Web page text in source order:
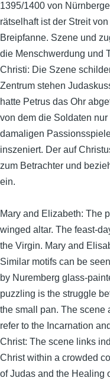
1395/1400 von
rätselhaft ist der Streit
Breipfanne. Szene und
die Menschwerdung und
Christi: Die Szene
Zentrum stehen
hatte Petrus das Ohr
von dem die Soldaten
damaligen
inszeniert. Der auf
zum Betrachter und
ein.
Mary and Elizabeth: The
winged altar. The feast-
the Virgin. Mary and
Similar motifs can be
by Nuremberg glass-
puzzling is the struggle
the small pan. The scene
refer to the Incarnation
Christ: The scene links
Christ within a crowded
of Judas and the Healing